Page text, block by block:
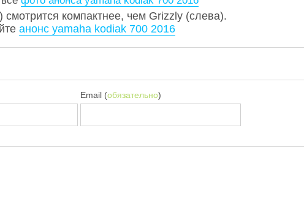
смотрится компактнее, чем Grizzly (слева).
анонс yamaha kodiak 700 2016
Email (обязательно)